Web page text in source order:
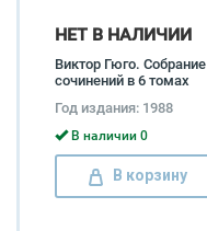
НЕТ В НАЛИЧИИ
Виктор Гюго. Собрание
сочинений в 6 томах
Наталья Касаткина, Н.
Коган
Год издания: 1988
В наличии 0
В корзину